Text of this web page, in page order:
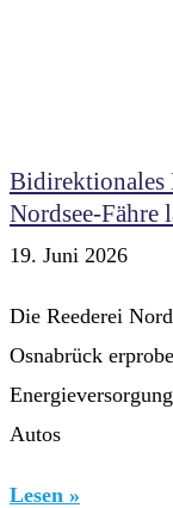
Bidirektionales
Nordsee-Fähre
19. Juni 2026
Die Reederei
Osnabrück
Autos
Lesen »